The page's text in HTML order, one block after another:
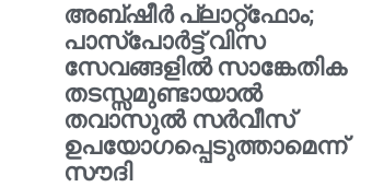
അബ്ഷീർ പ്ലാറ്റ്‌ഫോം;
പാസ്‌പോർട്ട് വിസ
സേവങ്ങളിൽ സാങ്കേതിക
തടസ്സമുണ്ടായാൽ
തവാസുൽ സർവീസ്
ഉപയോഗപ്പെടുത്താമെന്ന്
സൗദി